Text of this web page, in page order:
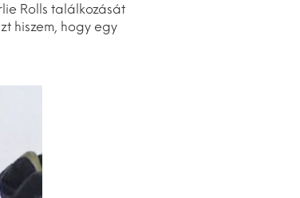
Rolls találkozását
hiszem, hogy egy